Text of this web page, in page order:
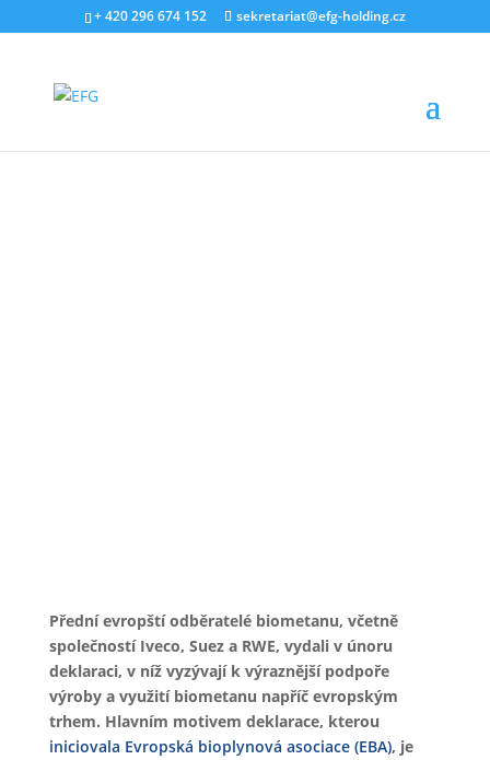
+ 420 296 674 152 sekretariat@efg-holding.cz
Přední evropští odběratelé biometanu, včetně
společností Iveco, Suez a RWE, vydali v únoru
deklaraci, v níž vyzývají k výraznější podpoře
výroby a využití biometanu napříč evropským
trhem. Hlavním motivem deklarace, kterou
iniciovala Evropská bioplynová asociace (EBA), je